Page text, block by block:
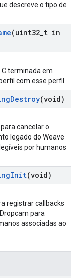
descreve o tipo de
(uint32 t in
terminada em
com esse perfil.
Destroy(void)
cancelar o
legado do Weave
por humanos
Init(void)
registrar callbacks
para
associadas ao